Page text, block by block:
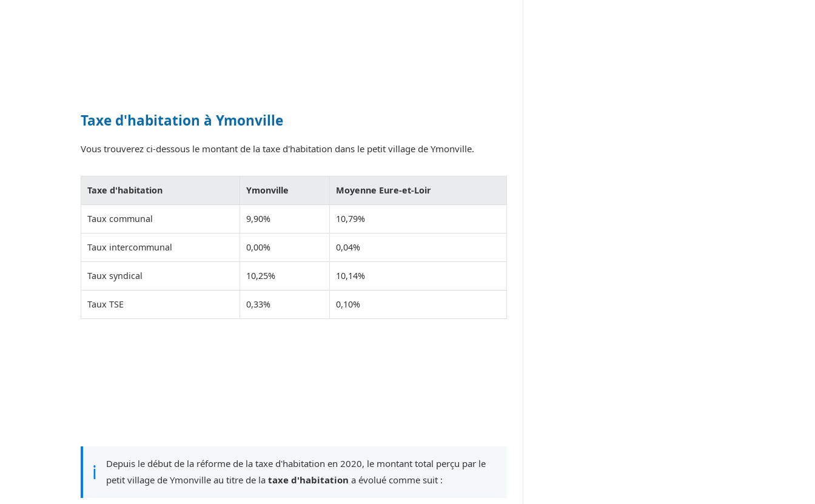
Taxe d'habitation à Ymonville
Vous trouverez ci-dessous le montant de la taxe d'habitation dans le petit village de Ymonville.
Taxe d'habitation Ymonville Moyenne Eure-et-Loir
Taux communal 9,90% 10,79%
Taux intercommunal 0,00% 0,04%
Taux syndical 10,25% 10,14%
Taux TSE 0,33% 0,10%
ℹ
Depuis le début de la réforme de la taxe d'habitation en 2020, le montant total perçu par le
petit village de Ymonville au titre de la taxe d'habitation a évolué comme suit :